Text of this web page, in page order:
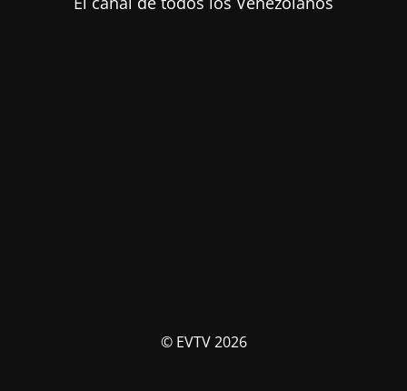
© EVTV 2026